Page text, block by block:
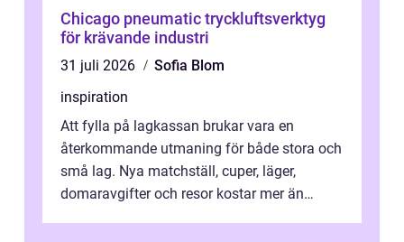
Chicago pneumatic tryckluftsverktyg
för krävande industri
31 juli 2026
Sofia Blom
inspiration
Att fylla på lagkassan brukar vara en
återkommande utmaning för både stora och
små lag. Nya matchställ, cuper, läger,
domaravgifter och resor kostar mer än